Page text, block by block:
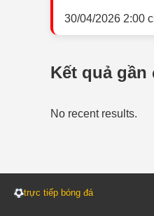
30/04/2026 2:00
Kết quả gần
No recent results.
trực tiếp bóng đá